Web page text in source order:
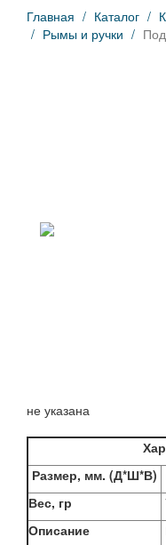
Главная Каталог
Рымы и ручки
не указана
Размер, мм. (Д*Ш*В)
Вес, гр
Описание